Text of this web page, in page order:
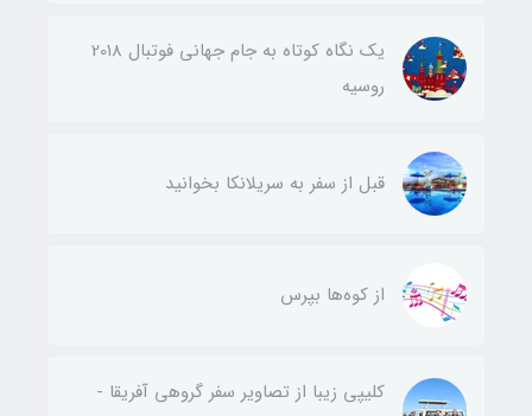
یک نگاه کوتاه به جام جهانی فوتبال 2018
روسیه
قبل از سفر به سریلانکا بخوانید
از کوه‌ها بپرس
کلیپی زیبا از تصاویر سفر گروهی آفریقا -